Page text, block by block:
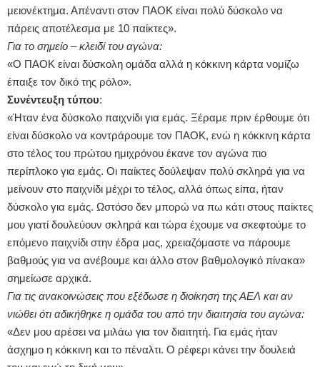
μειονέκτημα. Απέναντι στον ΠΑΟΚ είναι πολύ δύσκολο να
πάρεις αποτέλεσμα με 10 παίκτες».
Για το σημείο – κλειδί του αγώνα:
«Ο ΠΑΟΚ είναι δύσκολη ομάδα αλλά η κόκκινη κάρτα νομίζω
έπαιξε τον δικό της ρόλο».
Συνέντευξη τύπου:
«Ήταν ένα δύσκολο παιχνίδι για εμάς. Ξέραμε πριν έρθουμε ότι
είναι δύσκολο να κοντράρουμε τον ΠΑΟΚ, ενώ η κόκκινη κάρτα
στο τέλος του πρώτου ημιχρόνου έκανε τον αγώνα πιο
περίπλοκο για εμάς. Οι παίκτες δούλεψαν πολύ σκληρά για να
μείνουν στο παιχνίδι μέχρι το τέλος, αλλά όπως είπα, ήταν
δύσκολο για εμάς. Ωστόσο δεν μπορώ να πω κάτι στους παίκτες
μου γιατί δουλεύουν σκληρά και τώρα έχουμε να σκεφτούμε το
επόμενο παιχνίδι στην έδρα μας, χρειαζόμαστε να πάρουμε
βαθμούς για να ανέβουμε και άλλο στον βαθμολογικό πίνακα»
σημείωσε αρχικά.
Για τις ανακοινώσεις που εξέδωσε η διοίκηση της ΑΕΛ και αν
νιώθει ότι αδικήθηκε η ομάδα του από την διαιτησία του αγώνα:
«Δεν μου αρέσει να μιλάω για τον διαιτητή. Για εμάς ήταν
άσχημο η κόκκινη και το πέναλτι. Ο ρέφερι κάνει την δουλειά